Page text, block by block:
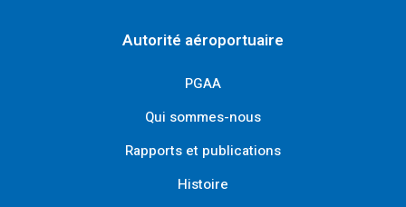
Autorité aéroportuaire
PGAA
Qui sommes-nous
Rapports et publications
Histoire